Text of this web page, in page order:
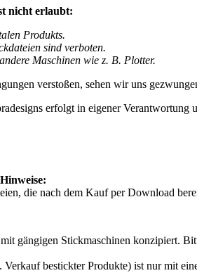
nicht erlaubt:
Produkts.
sind verboten.
Maschinen wie z. B. Plotter.
verstoßen, sehen wir uns
erfolgt in eigener
die nach dem Kauf per Download
gängigen Stickmaschinen konzipiert.
bestickter Produkte) ist nur mit